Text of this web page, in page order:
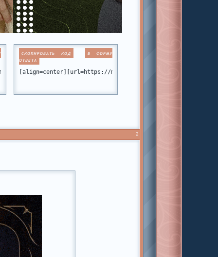
forumstatic.ru/files/001b/c7/a6/
viewtopic.php?id=10#p211770][img]https://
СКОПИРОВАТЬ КОД
В ФОРМУ
ОТВЕТА
[align=center][url=https://miamiclub.ru/
2